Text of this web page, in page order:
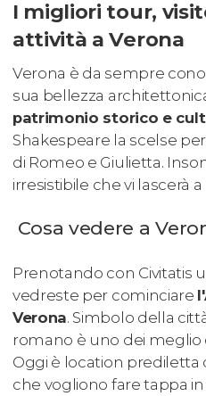
I migliori tour,
attività a Verona
Verona è da sempre
sua bellezza
patrimonio storico e
Shakespeare la scelse
di Romeo e Giulietta.
irresistibile che vi lascerà
Cosa vedere a
Prenotando con Civitatis
vedreste per cominciare
Verona. Simbolo della
romano è uno dei meglio
Oggi è location prediletta
che vogliono fare tappa in